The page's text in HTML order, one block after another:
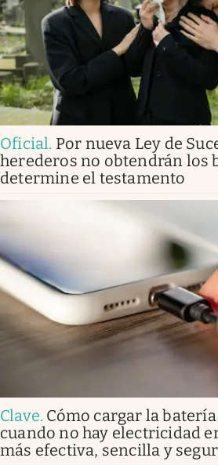
Oficial. Por nueva Ley de
herederos no obtendrán los
determine el testamento
Clave. Cómo cargar la
cuando no hay electricidad
más efectiva, sencilla y